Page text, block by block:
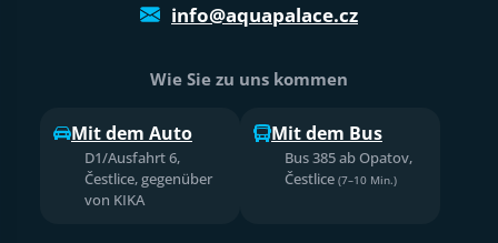
info@aquapalace.cz
Wie Sie zu uns kommen
Mit dem Auto
D1/Ausfahrt 6,
Čestlice, gegenüber
von KIKA
Mit dem Bus
Bus 385 ab Opatov,
Čestlice (7–10 Min.)